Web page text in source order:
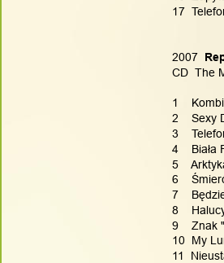
17
2007
CD  The
1
2    Sexy
3
4    Biała
5
6
7
8
9    Znak
10  My
11